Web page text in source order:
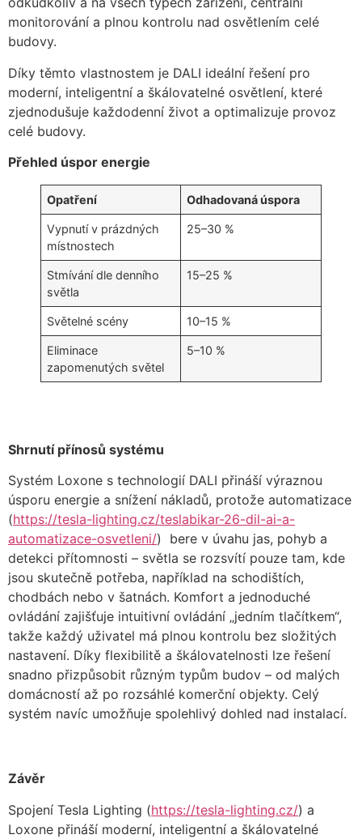
monitorování a plnou kontrolu nad osvětlením celé
budovy.
Díky těmto vlastnostem je DALI ideální řešení pro
moderní, inteligentní a škálovatelné osvětlení, které
zjednodušuje každodenní život a optimalizuje provoz
celé budovy.
Přehled úspor energie
Opatření Odhadovaná úspora
Vypnutí v prázdných
místnostech
25–30 %
Stmívání dle denního
světla
15–25 %
Světelné scény 10–15 %
Eliminace
zapomenutých světel
5–10 %
Shrnutí přínosů systému
Systém Loxone s technologií DALI přináší výraznou
úsporu energie a snížení nákladů, protože automatizace
(https://tesla-lighting.cz/teslabikar-26-dil-ai-a-
automatizace-osvetleni/) bere v úvahu jas, pohyb a
detekci přítomnosti – světla se rozsvítí pouze tam, kde
jsou skutečně potřeba, například na schodištích,
chodbách nebo v šatnách. Komfort a jednoduché
ovládání zajišťuje intuitivní ovládání „jedním tlačítkem“,
takže každý uživatel má plnou kontrolu bez složitých
nastavení. Díky flexibilitě a škálovatelnosti lze řešení
snadno přizpůsobit různým typům budov – od malých
domácností až po rozsáhlé komerční objekty. Celý
systém navíc umožňuje spolehlivý dohled nad instalací.
Závěr
Spojení Tesla Lighting (https://tesla-lighting.cz/) a
Loxone přináší moderní, inteligentní a škálovatelné